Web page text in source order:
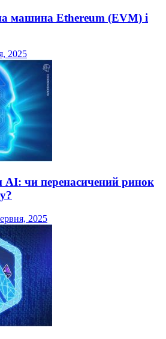
машина Ethereum (EVM) і
2025
AI: чи перенасичений ринок
2025